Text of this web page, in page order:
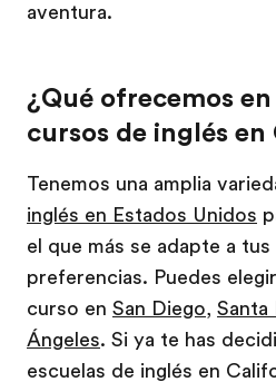
aventura.
¿Qué ofrecemos
cursos de inglés
Tenemos una amplia
inglés en Estados Unidos
el que más se adapte a
preferencias. Puedes
curso en San Diego, Santa
Ángeles. Si ya te has
escuelas de inglés en